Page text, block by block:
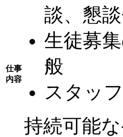
仕事
内容
談、懇
生徒募
般
スタッ
持続可能